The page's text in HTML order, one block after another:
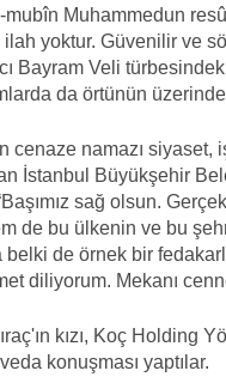
Muhammedun
yoktur. Güvenilir ve
Bayram Veli
da örtünün
cenaze namazı
İstanbul Büyükşehir
sağ olsun.
de bu ülkenin ve bu
de örnek bir
diliyorum. Mekanı
kızı, Koç Holding
konuşması yaptılar.